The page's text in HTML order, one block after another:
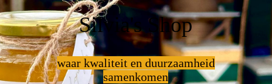
Silvia's Shop
waar kwaliteit en duurzaamheid
samenkomen